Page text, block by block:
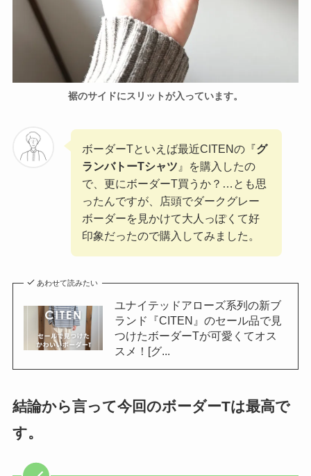
裾のサイドにスリットが入っています。
ボーダーTといえば最近CITENの『グ
ランバトーTシャツ 』を購入したの
で、更にボーダーT買うか？…とも思
ったんですが、店頭でダークグレー
ボーダーを見かけて大人っぽくて好
印象だったので購入してみました。
あわせて読みたい
ユナイテッドアローズ系列の新ブ
ランド『CITEN』のセール品で見
つけたボーダーTが可愛くてオス
スメ！[グ...
結論から言って今回のボーダーTは最高で
す。